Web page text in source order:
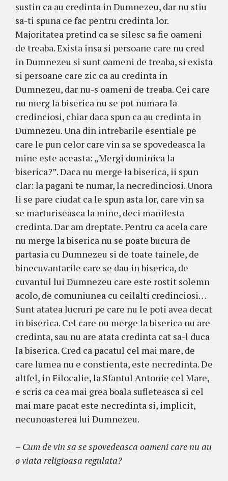
sustin ca au credinta in Dumnezeu, dar nu stiu
sa-ti spuna ce fac pentru credinta lor.
Majoritatea pretind ca se silesc sa fie oameni
de treaba. Exista insa si persoane care nu cred
in Dumnezeu si sunt oameni de treaba, si exista
si persoane care zic ca au credinta in
Dumnezeu, dar nu-s oameni de treaba. Cei care
nu merg la biserica nu se pot numara la
credinciosi, chiar daca spun ca au credinta in
Dumnezeu. Una din intrebarile esentiale pe
care le pun celor care vin sa se spovedeasca la
mine este aceasta: „Mergi duminica la
biserica?”. Daca nu merge la biserica, ii spun
clar: la pagani te numar, la necredinciosi. Unora
li se pare ciudat ca le spun asta lor, care vin sa
se marturiseasca la mine, deci manifesta
credinta. Dar am dreptate. Pentru ca acela care
nu merge la biserica nu se poate bucura de
partasia cu Dumnezeu si de toate tainele, de
binecuvantarile care se dau in biserica, de
cuvantul lui Dumnezeu care este rostit solemn
acolo, de comuniunea cu ceilalti credinciosi…
Sunt atatea lucruri pe care nu le poti avea decat
in biserica. Cel care nu merge la biserica nu are
credinta, sau nu are atata credinta cat sa-l duca
la biserica. Cred ca pacatul cel mai mare, de
care lumea nu e constienta, este necredinta. De
altfel, in Filocalie, la Sfantul Antonie cel Mare,
e scris ca cea mai grea boala sufleteasca si cel
mai mare pacat este necredinta si, implicit,
necunoasterea lui Dumnezeu.
– Cum de vin sa se spovedeasca oameni care nu au
o viata religioasa regulata?